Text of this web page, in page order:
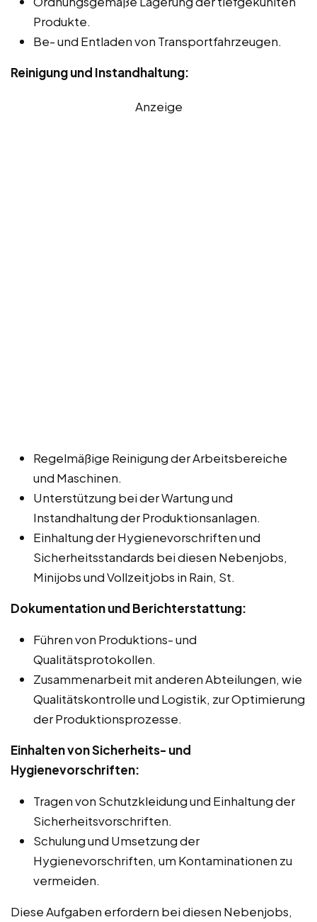
Produkte.
Be- und Entladen von Transportfahrzeugen.
Reinigung und Instandhaltung:
Anzeige
Regelmäßige Reinigung der Arbeitsbereiche
und Maschinen.
Unterstützung bei der Wartung und
Instandhaltung der Produktionsanlagen.
Einhaltung der Hygienevorschriften und
Sicherheitsstandards bei diesen Nebenjobs,
Minijobs und Vollzeitjobs in Rain, St.
Dokumentation und Berichterstattung:
Führen von Produktions- und
Qualitätsprotokollen.
Zusammenarbeit mit anderen Abteilungen, wie
Qualitätskontrolle und Logistik, zur Optimierung
der Produktionsprozesse.
Einhalten von Sicherheits- und
Hygienevorschriften:
Tragen von Schutzkleidung und Einhaltung der
Sicherheitsvorschriften.
Schulung und Umsetzung der
Hygienevorschriften, um Kontaminationen zu
vermeiden.
Diese Aufgaben erfordern bei diesen Nebenjobs,